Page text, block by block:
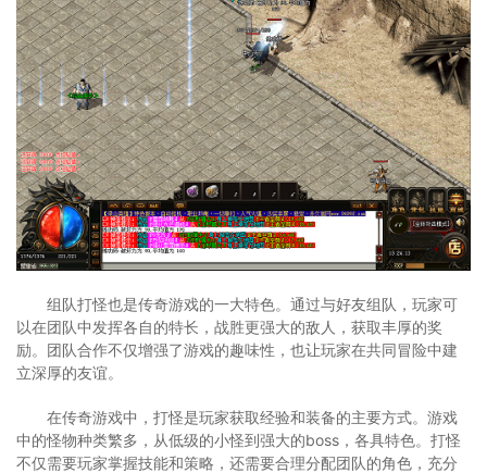
组队打怪也是传奇游戏的一大特色。通过与好友组队，玩家可
以在团队中发挥各自的特长，战胜更强大的敌人，获取丰厚的奖
励。团队合作不仅增强了游戏的趣味性，也让玩家在共同冒险中建
立深厚的友谊。
在传奇游戏中，打怪是玩家获取经验和装备的主要方式。游戏
中的怪物种类繁多，从低级的小怪到强大的boss，各具特色。打怪
不仅需要玩家掌握技能和策略，还需要合理分配团队的角色，充分